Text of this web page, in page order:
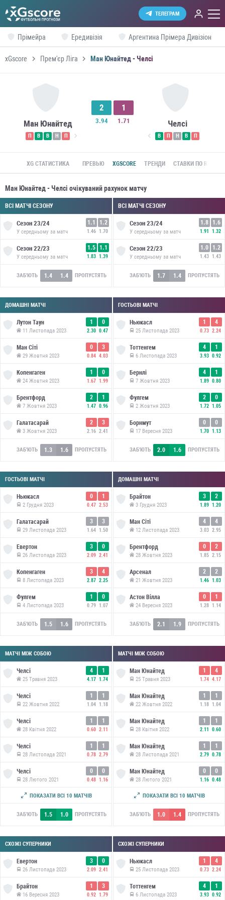
ТЕЛЕГРАМ
Прімейра Ередивізія Аргентина Прімера Дивізіон
xGscore Прем'єр Ліга Ман Юнайтед - Челсі
Ман Юнайтед
П В В Н П
2
3.94
1
1.71 Челсі
В П Н В П
XG СТАТИСТИКА ПРЕВЬЮ XGSCORE ТРЕНДИ СТАВКИ ПО ROI
Ман Юнайтед - Челсі очікуваний рахунок матчу
ВСІ МАТЧІ СЕЗОНУ
Сезон 23/24
У середньому за матч
1.1
1.46
1.2
1.70
Сезон 22/23
У середньому за матч
1.5
1.83
1.1
1.39
ЗАБ'ЮТЬ 1.4 1.4 ПРОПУСТЯТЬ
ДОМАШНІ МАТЧІ
Лутон Таун
11 Листопада 2023
1
2.30
0
0.47
Ман Сіті
29 Жовтня 2023
0
0.84
3
4.03
Копенгаген
24 Жовтня 2023
1
1.67
0
1.99
Брентфорд
7 Жовтня 2023
2
1.47
1
0.96
Галатасарай
3 Жовтня 2023
2
2.16
3
2.41
ЗАБ'ЮТЬ 1.3 1.6 ПРОПУСТЯТЬ
ГОСТЬОВІ МАТЧІ
Ньюкасл
2 Грудня 2023
0
0.47
1
2.53
Галатасарай
29 Листопада 2023
3
1.64
3
1.50
Евертон
26 Листопада 2023
3
2.09
0
2.41
Копенгаген
8 Листопада 2023
3
2.87
4
2.25
Фулгем
4 Листопада 2023
1
0.79
0
1.07
ЗАБ'ЮТЬ 1.5 1.6 ПРОПУСТЯТЬ
МАТЧІ МІЖ СОБОЮ
Челсі
25 Травня 2023
4
4.17
1
1.74
Челсі
22 Жовтня 2022
1
1.04
1
1.18
Челсі
28 Квітня 2022
1
0.60
1
2.11
Челсі
28 Листопада 2021
1
0.78
1
2.79
Челсі
28 Лютого 2021
0
0.48
0
1.16
Челсі
24 Жовтня 2020
ПОКАЗАТИ ВСІ 10 МАТЧІВ
ЗАБ'ЮТЬ 1.5 1.0 ПРОПУСТЯТЬ
СХОЖІ СУПЕРНИКИ
Евертон
26 Листопада 2023
3
2.09
0
2.41
Брайтон
16 Вересня 2023
1
0.92
3
1.79
ВСІ МАТЧІ СЕЗОНУ
Сезон 23/24
У середньому за матч
1.8
1.91
1.6
1.32
Сезон 22/23
У середньому за матч
1.0
1.43
1.2
1.43
ЗАБ'ЮТЬ 1.7 1.4 ПРОПУСТЯТЬ
ГОСТЬОВІ МАТЧІ
Ньюкасл
25 Листопада 2023
1
0.73
4
2.24
Тоттенгем
6 Листопада 2023
4
3.93
1
0.92
Бернлі
7 Жовтня 2023
4
1.89
1
0.80
Фулгем
2 Жовтня 2023
2
1.72
0
1.05
Борнмут
17 Вересня 2023
0
1.70
0
1.13
ЗАБ'ЮТЬ 2.0 1.6 ПРОПУСТЯТЬ
ДОМАШНІ МАТЧІ
Брайтон
3 Грудня 2023
3
1.89
2
1.20
Ман Сіті
12 Листопада 2023
4
3.03
4
2.95
Брентфорд
28 Жовтня 2023
0
1.85
2
2.15
Арсенал
21 Жовтня 2023
2
1.46
2
1.03
Астон Вілла
24 Вересня 2023
0
1.28
1
1.14
ЗАБ'ЮТЬ 2.1 1.9 ПРОПУСТЯТЬ
МАТЧІ МІЖ СОБОЮ
Ман Юнайтед
25 Травня 2023
1
1.74
4
4.17
Ман Юнайтед
22 Жовтня 2022
1
1.18
1
1.04
Ман Юнайтед
28 Квітня 2022
1
2.11
1
0.60
Ман Юнайтед
28 Листопада 2021
1
2.79
1
0.78
Ман Юнайтед
28 Лютого 2021
0
1.16
0
0.48
Ман Юнайтед
24 Жовтня 2020
ПОКАЗАТИ ВСІ 10 МАТЧІВ
ЗАБ'ЮТЬ 1.0 1.4 ПРОПУСТЯТЬ
СХОЖІ СУПЕРНИКИ
Ньюкасл
25 Листопада 2023
1
0.73
4
2.24
Тоттенгем
6 Листопада 2023
4
3.93
1
0.92